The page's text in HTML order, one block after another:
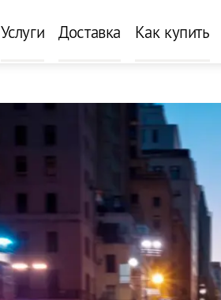
Услуги Доставка Как купить